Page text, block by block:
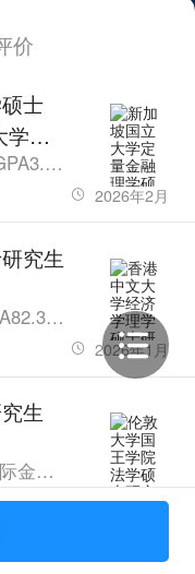
价
士
学联
北京大学，天体物理，应届生，GPA3.06，雅思7.0
2026年2月
究生
山东大学，经济学，已毕业，GPA82.32，雅思6.5
2026年1月
生
华东政法大学，法学(涉外卓越国际金融法律人才实验班)，应届生，GPA89，雅思7.0
2026年1月
究生